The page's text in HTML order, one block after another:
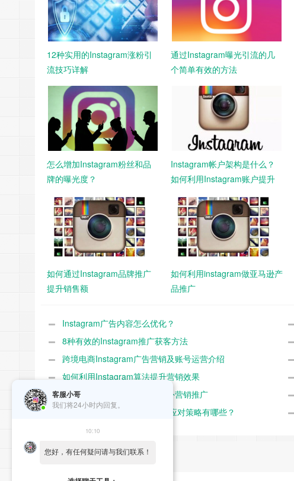
12种实用的Instagram涨粉引
流技巧详解
通过Instagram曝光引流的几
个简单有效的方法
怎么增加Instagram粉丝和品
牌的曝光度？
Instagram帐户架构是什么？
如何利用Instagram账户提升
如何通过Instagram品牌推广
提升销售额
如何利用instagram做亚马逊产
品推广
Instagram广告内容怎么优化？
8种有效的Instagram推广获客方法
跨境电商Instagram广告营销及账号运营介绍
如何利用Instagram算法提升营销效果
如何在Instagram平台进行海外营销推广
2021年Instagram营销趋势及应对策略有哪些？
发表我的评论
客服小哥
我们将24小时内回复。
10:10
您好，有任何疑问请与我们联系！